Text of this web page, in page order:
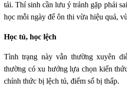
tải. Thí sinh cần lưu ý tránh gặp phải
học mỗi ngày để ôn thi vừa hiệu quả,
Học tủ, học lệch
Tình trạng này vẫn thường xuyên
thường có xu hướng lựa chọn kiến
chính thức bị lệch tủ, điểm số bị thấp.